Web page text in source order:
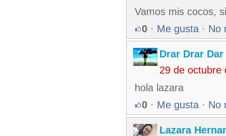
Vamos mis cocos,
0 · Me gusta · No
Drar Drar Dar
29 de octubre
hola lazara
0 · Me gusta · No
Lazara